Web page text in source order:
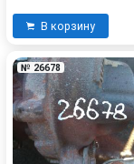
В корзину
№ 26678